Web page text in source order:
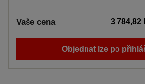
Vaše cena 3 784,82
Objednat lze po